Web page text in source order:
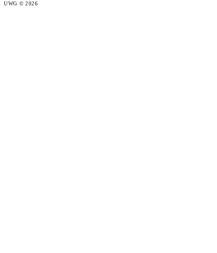
UWG © 2026